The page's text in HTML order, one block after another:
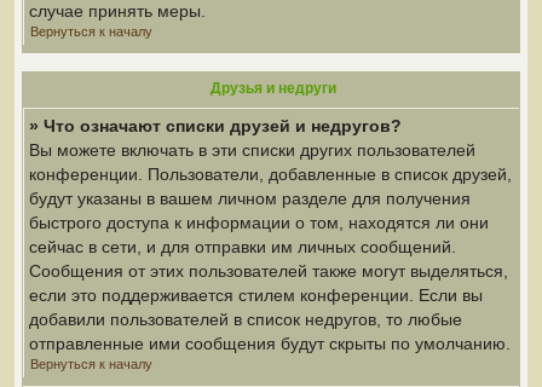
случае принять меры.
Вернуться к началу
Друзья и недруги
» Что означают списки друзей и недругов?
Вы можете включать в эти списки других пользователей
конференции. Пользователи, добавленные в список друзей,
будут указаны в вашем личном разделе для получения
быстрого доступа к информации о том, находятся ли они
сейчас в сети, и для отправки им личных сообщений.
Сообщения от этих пользователей также могут выделяться,
если это поддерживается стилем конференции. Если вы
добавили пользователей в список недругов, то любые
отправленные ими сообщения будут скрыты по умолчанию.
Вернуться к началу